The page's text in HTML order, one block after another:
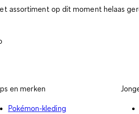
assortiment op dit moment helaas
en merken
Pokémon-kleding